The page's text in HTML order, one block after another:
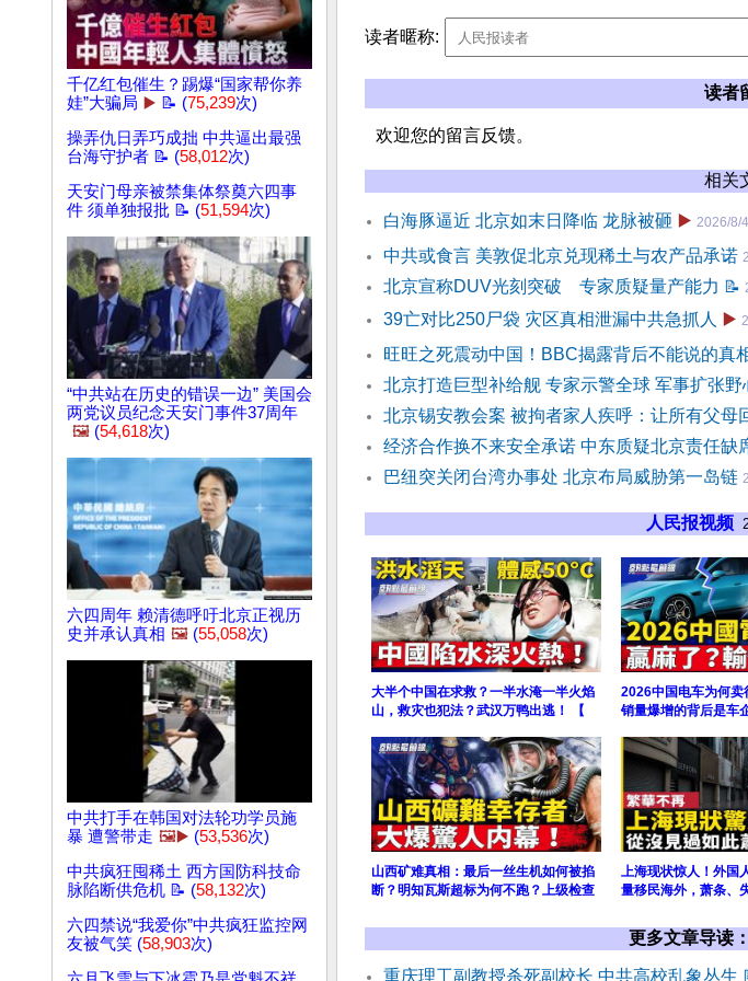
千亿红包催生？踢爆“国家帮你养
娃”大骗局 ▶️ 📝 (75,239次)
操弄仇日弄巧成拙 中共逼出最强
台海守护者 📝 (58,012次)
天安门母亲被禁集体祭奠六四事
件 须单独报批 📝 (51,594次)
“中共站在历史的错误一边” 美国会
两党议员纪念天安门事件37周年
🖼️ (54,618次)
六四周年 赖清德呼吁北京正视历
史并承认真相 🖼️ (55,058次)
中共打手在韩国对法轮功学员施
暴 遭警带走 🖼️▶️ (53,536次)
中共疯狂囤稀土 西方国防科技命
脉陷断供危机 📝 (58,132次)
六四禁说“我爱你”中共疯狂监控网
友被气笑 (58,903次)
读者暱称:
读者
欢迎您的留言反馈。
相关
白海豚逼近 北京如末日降临 龙脉被砸 ▶️ 2026/8/4
中共或食言 美敦促北京兑现稀土与农产品承诺
北京宣称DUV光刻突破 专家质疑量产能力 📝
39亡对比250尸袋 灾区真相泄漏中共急抓人 ▶️
旺旺之死震动中国！BBC揭露背后不能说的真
北京打造巨型补给舰 专家示警全球 军事扩张野
北京锡安教会案 被拘者家人疾呼：让所有父母
经济合作换不来安全承诺 中东质疑北京责任缺
巴纽突关闭台湾办事处 北京布局威胁第一岛链
人民报视频
大半个中国在求救？一半水淹一半火焰
山，救灾也犯法？武汉万鸭出逃！ 【
2026中国电车为何卖
销量爆增的背后是车
山西矿难真相：最后一丝生机如何被掐
断？明知瓦斯超标为何不跑？上级检查
上海现状惊人！外国
量移民海外，萧条
更多文章导读：
重庆理工副教授杀死副校长 中共高校乱象丛生